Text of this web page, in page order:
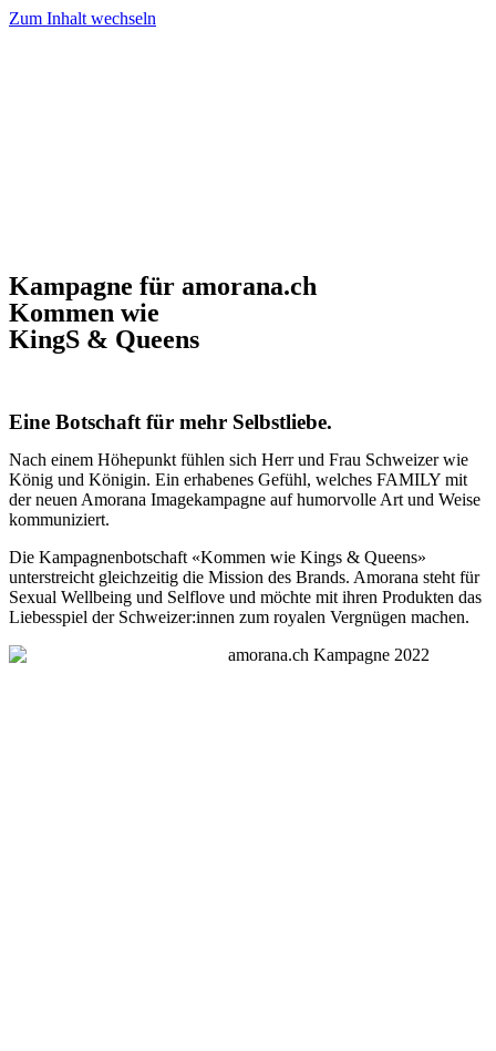
Zum Inhalt wechseln
Kampagne für amorana.ch
Kommen wie
KingS & Queens
Eine Botschaft für mehr Selbstliebe.
Nach einem Höhepunkt fühlen sich Herr und Frau Schweizer wie
König und Königin. Ein erhabenes Gefühl, welches FAMILY mit
der neuen Amorana Imagekampagne auf humorvolle Art und Weise
kommuniziert.
Die Kampagnenbotschaft «Kommen wie Kings & Queens»
unterstreicht gleichzeitig die Mission des Brands. Amorana steht für
Sexual Wellbeing und Selflove und möchte mit ihren Produkten das
Liebesspiel der Schweizer:innen zum royalen Vergnügen machen.